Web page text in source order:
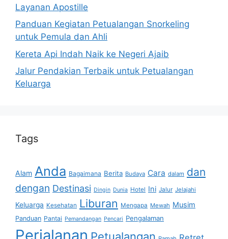
Layanan Apostille
Panduan Kegiatan Petualangan Snorkeling
untuk Pemula dan Ahli
Kereta Api Indah Naik ke Negeri Ajaib
Jalur Pendakian Terbaik untuk Petualangan
Keluarga
Tags
Alam Anda Bagaimana Berita Budaya Cara dalam dan
dengan Destinasi Dingin Dunia Hotel Ini Jalur Jelajahi
Keluarga Kesehatan Liburan Mengapa Mewah Musim
Panduan Pantai Pemandangan Pencari Pengalaman
Perjalanan